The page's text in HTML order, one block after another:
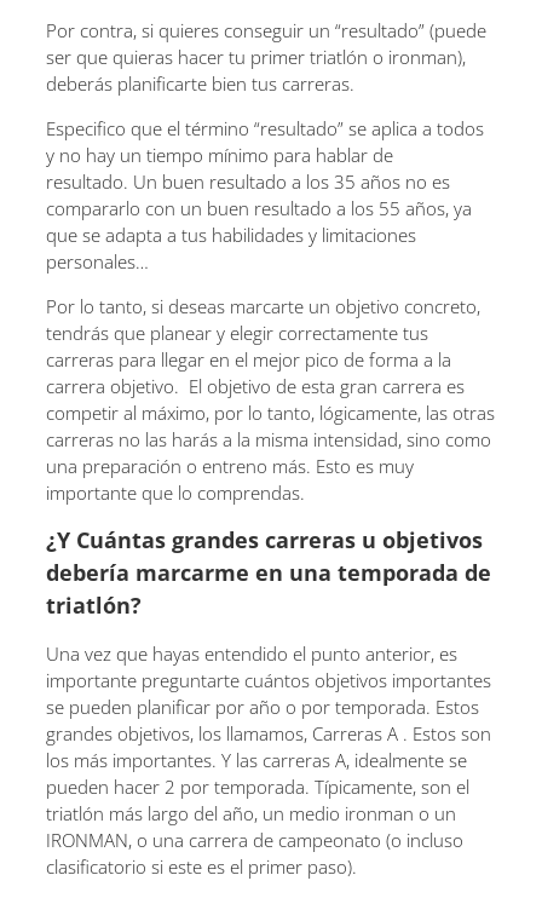
Por contra, si quieres conseguir un “resultado” (puede
ser que quieras hacer tu primer triatlón o ironman),
deberás planificarte bien tus carreras.
Especifico que el término “resultado” se aplica a todos
y no hay un tiempo mínimo para hablar de
resultado. Un buen resultado a los 35 años no es
compararlo con un buen resultado a los 55 años, ya
que se adapta a tus habilidades y limitaciones
personales…
Por lo tanto, si deseas marcarte un objetivo concreto,
tendrás que planear y elegir correctamente tus
carreras para llegar en el mejor pico de forma a la
carrera objetivo. El objetivo de esta gran carrera es
competir al máximo, por lo tanto, lógicamente, las otras
carreras no las harás a la misma intensidad, sino como
una preparación o entreno más. Esto es muy
importante que lo comprendas.
¿Y Cuántas grandes carreras u objetivos
debería marcarme en una temporada de
triatlón?
Una vez que hayas entendido el punto anterior, es
importante preguntarte cuántos objetivos importantes
se pueden planificar por año o por temporada. Estos
grandes objetivos, los llamamos, Carreras A . Estos son
los más importantes. Y las carreras A, idealmente se
pueden hacer 2 por temporada. Típicamente, son el
triatlón más largo del año, un medio ironman o un
IRONMAN, o una carrera de campeonato (o incluso
clasificatorio si este es el primer paso).